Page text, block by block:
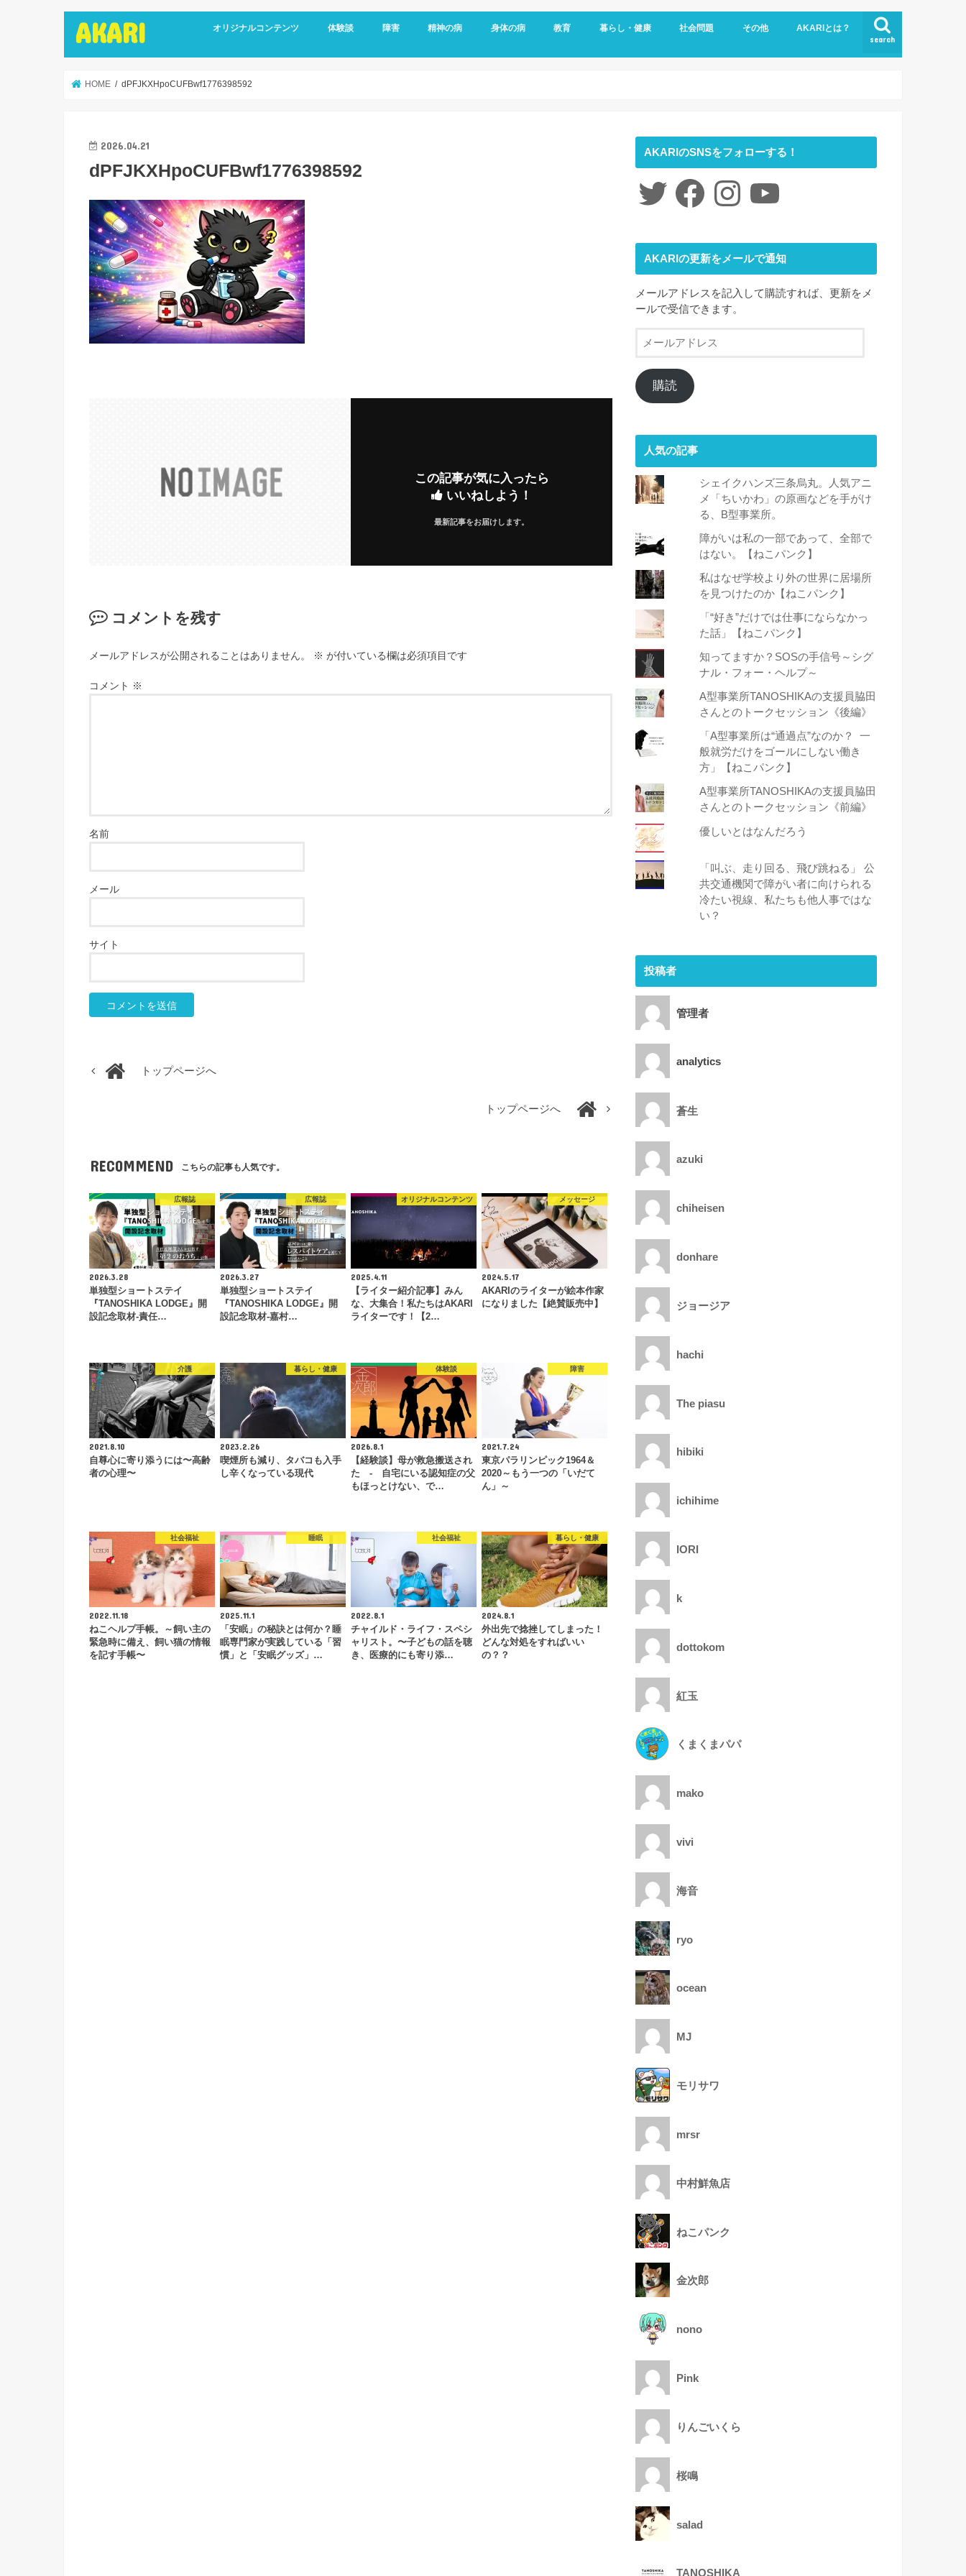
AKARI search
オリジナルコンテンツ
インタビュー
ライターズインタビュー
リカバリーストーリーズ
広報誌
体験談
メッセージ
障害
視覚障害
聴覚障害
発達障害
知的障害
障害年金
障害者雇用
精神の病
うつ病
双極性障害
統合失調症
パニック障害
不安神経症
依存症
適応障害
身体の病
アレルギー
頭痛
ダウン症
がん
リウマチ
更年期障害
内臓の病気
整形外科の病気
脳・心臓の病気
糖尿病
その他の身体の病
教育
子育て
暮らし・健康
予防
女性特有の悩み
睡眠
社会問題
社会福祉
LGBTQ
コロナ
ジェンダー
ニュース
介護
時事ネタ
災害
社会学
その他
アート
ファッション
夢
心理学
書評
AKARIとは？
お問い合わせ
サイトマップ
会社概要
HOME dPFJKXHpoCUFBwf1776398592
2026.04.21
dPFJKXHpoCUFBwf1776398592
この記事が気に入ったら
いいねしよう！
最新記事をお届けします。
コメントを残す
メールアドレスが公開されることはありません。 ※ が付いている欄は必須項目です
コメント ※
名前
メール
サイト
トップページへ
トップページへ
RECOMMEND こちらの記事も人気です。
広報誌
2026.3.28
単独型ショートステイ
『TANOSHIKA LODGE』開
設記念取材-責任…
広報誌
2026.3.27
単独型ショートステイ
『TANOSHIKA LODGE』開
設記念取材-嘉村…
オリジナルコンテンツ
2025.4.11
【ライター紹介記事】みん
な、大集合！私たちはAKARI
ライターです！【2…
メッセージ
2024.5.17
AKARIのライターが絵本作家
になりました【絶賛販売中】
介護
2021.8.10
自尊心に寄り添うには〜高齢
者の心理〜
暮らし・健康
2023.2.26
喫煙所も減り、タバコも入手
し辛くなっている現代
体験談
2026.8.1
【経験談】母が救急搬送され
た - 自宅にいる認知症の父
もほっとけない、で…
障害
2021.7.24
東京パラリンピック1964＆
2020～もう一つの「いだて
ん」～
社会福祉
2022.11.18
ねこヘルプ手帳。～飼い主の
緊急時に備え、飼い猫の情報
を記す手帳〜
睡眠
2025.11.1
「安眠」の秘訣とは何か？睡
眠専門家が実践している「習
慣」と「安眠グッズ」…
社会福祉
2022.8.1
チャイルド・ライフ・スペシ
ャリスト。〜子どもの話を聴
き、医療的にも寄り添…
暮らし・健康
2024.8.1
外出先で捻挫してしまった！
どんな対処をすればいい
の？？
AKARIのSNSをフォローする！
Twitter FacebookInstagramYouTube
AKARIの更新をメールで通知
メールアドレスを記入して購読すれば、更新をメ
ールで受信できます。
ー
ア
ド
購読
人気の記事
シェイクハンズ三条烏丸。人気アニ
メ「ちいかわ」の原画などを手がけ
る、B型事業所。
障がいは私の一部であって、全部で
はない。【ねこパンク】
私はなぜ学校より外の世界に居場所
を見つけたのか【ねこパンク】
「“好き”だけでは仕事にならなかっ
た話」【ねこパンク】
知ってますか？SOSの手信号～シグ
ナル・フォー・ヘルプ～
A型事業所TANOSHIKAの支援員脇田
さんとのトークセッション《後編》
「A型事業所は“通過点”なのか？ 一
般就労だけをゴールにしない働き
方」【ねこパンク】
A型事業所TANOSHIKAの支援員脇田
さんとのトークセッション《前編》
優しいとはなんだろう
「叫ぶ、走り回る、飛び跳ねる」 公
共交通機関で障がい者に向けられる
冷たい視線、私たちも他人事ではな
い？
投稿者
管理者
analytics
蒼生
azuki
chiheisen
donhare
ジョージア
hachi
The piasu
hibiki
ichihime
IORI
k
dottokom
紅玉
くまくまパパ
mako
vivi
海音
ryo
ocean
MJ
モリサワ
mrsr
中村鮮魚店
ねこパンク
金次郎
nono
Pink
りんごいくら
桜鳴
salad
TANOSHIKA